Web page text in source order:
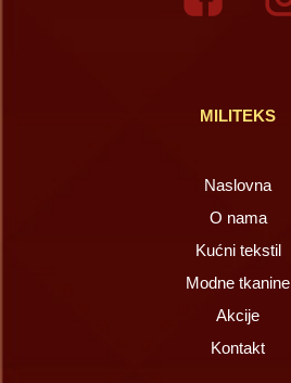
MILITEKS
Naslovna
O nama
Kućni tekstil
Modne tkanine
Akcije
Kontakt